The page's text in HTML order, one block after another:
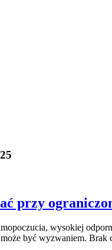
przy
wysokiej
być wyzwaniem. Brak